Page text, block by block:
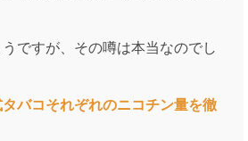
ですが、その噂は本当なのでし
タバコそれぞれのニコチン量を徹